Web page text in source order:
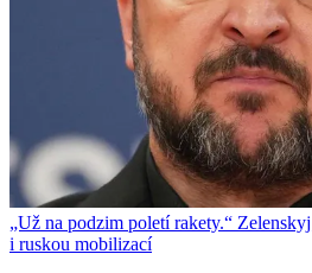
„Už na podzim poletí rakety.“
i ruskou mobilizací